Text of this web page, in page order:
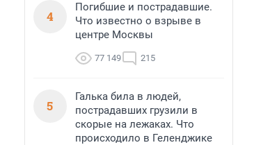
4
Погибшие и пострадавшие.
Что известно о взрыве в
центре Москвы
77 149 215
5
Галька била в людей,
пострадавших грузили в
скорые на лежаках. Что
происходило в Геленджике